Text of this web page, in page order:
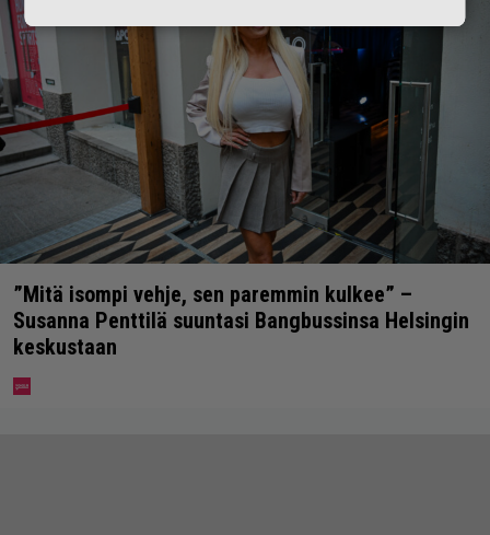
”Mitä isompi vehje, sen paremmin kulkee” –
Susanna Penttilä suuntasi Bangbussinsa Helsingin
keskustaan